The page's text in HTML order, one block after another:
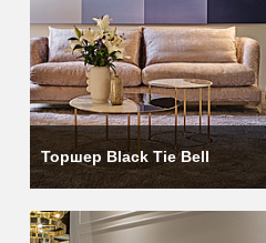
Торшер Black Tie Bell